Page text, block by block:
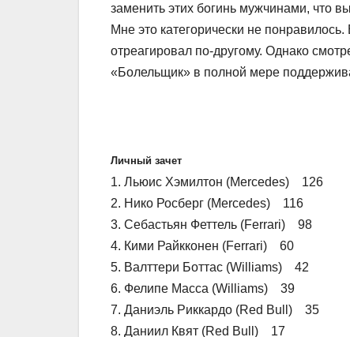
заменить этих богинь мужчинами, что
Мне это категорически не
отреагировал по-другому. Однако
«Болельщик» в полной мере
Личный зачет
1. Льюис Хэмилтон (Mercedes) 126
2. Нико Росберг (Mercedes) 116
3. Себастьян Феттель (Ferrari) 98
4. Кими Райкконен (Ferrari) 60
5. Валттери Боттас (Williams) 42
6. Фелипе Масса (Williams) 39
7. Даниэль Риккардо (Red Bull) 35
8. Даниил Квят (Red Bull) 17